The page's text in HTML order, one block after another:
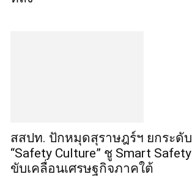
สสปท. ปักหมุดสุราษฎร์ฯ ยกระดับ
“Safety Culture” ชู Smart Safety
ขับเคลื่อนเศรษฐกิจภาคใต้